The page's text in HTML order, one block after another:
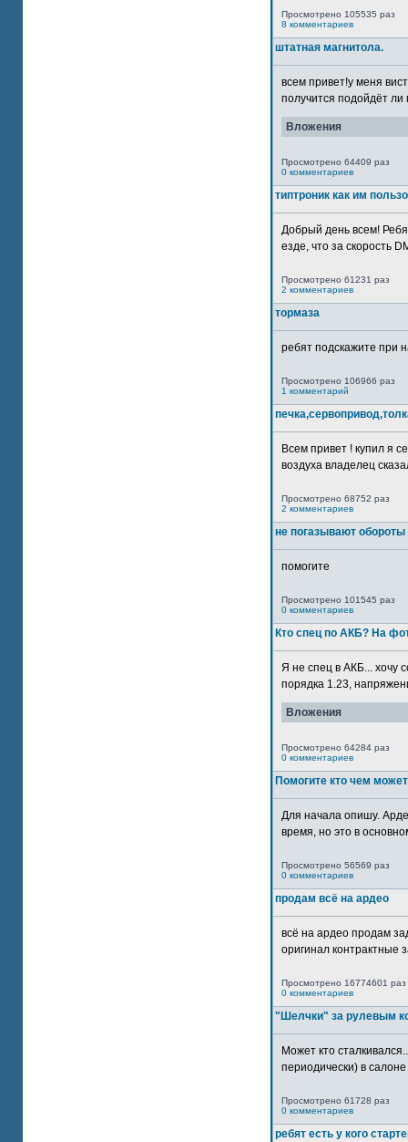
Просмотрено 105535 раз
8 комментариев
штатная магнитола.
всем привет!у меня
получится подойдёт ли
Вложения
Просмотрено 64409 раз
0 комментариев
типтроник как им
Добрый день всем!
езде, что за скорость
Просмотрено 61231 раз
2 комментариев
тормаза
ребят подскажите при
Просмотрено 106966 раз
1 комментарий
Всем привет ! купил я
воздуха владелец
Просмотрено 68752 раз
2 комментариев
не погазывают обороты
помогите
Просмотрено 101545 раз
0 комментариев
Кто спец по АКБ? На
Я не спец в АКБ... хочу
порядка 1.23,
Вложения
Просмотрено 64284 раз
0 комментариев
Помогите кто чем может
Для начала опишу.
время, но это в
Просмотрено 56569 раз
0 комментариев
продам всё на ардео
всё на ардео продам
оригинал контрактные
Просмотрено 16774601 раз
0 комментариев
"Шелчки" за рулевым
Может кто
периодически) в
Просмотрено 61728 раз
0 комментариев
ребят есть у кого